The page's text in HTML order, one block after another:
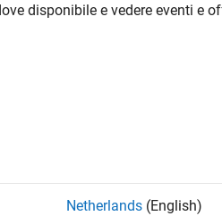
con le applicazioni di
applicazioni di navigazione
for Motion Planning
using Motion Planning
random tree) and RRT*. For
with Motion Planning Networks
disponibile e vedere eventi e
Netherlands (English)